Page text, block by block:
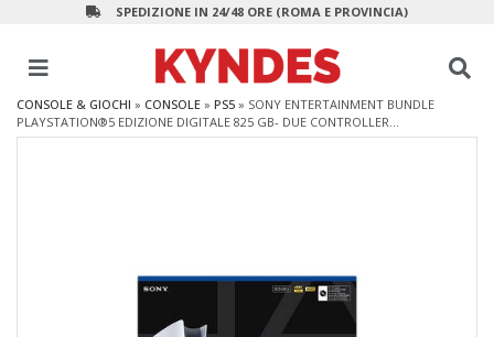
SPEDIZIONE IN 24/48 ORE (ROMA E PROVINCIA)
CONSOLE & GIOCHI » CONSOLE » PS5 » SONY ENTERTAINMENT BUNDLE
PLAYSTATION®5 EDIZIONE DIGITALE 825 GB- DUE CONTROLLER...